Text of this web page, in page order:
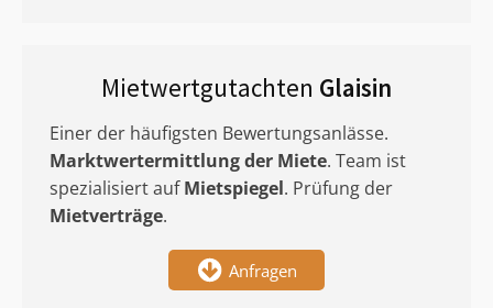
Mietwertgutachten Glaisin
Einer der häufigsten Bewertungsanlässe.
Marktwertermittlungder Miete. Team ist
spezialisiert aufMietspiegel. Prüfung der
Mietverträge.
Anfragen